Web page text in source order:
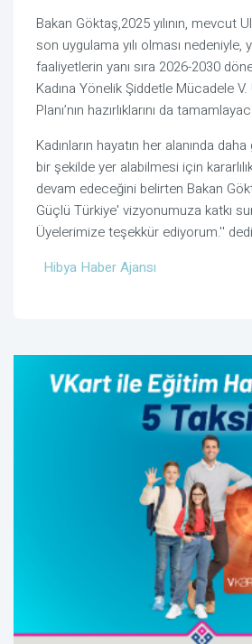
Bakan Göktaş,2025 yılının, mevcut
son uygulama yılı olması nedeniyle,
faaliyetlerin yanı sıra 2026-2030
Kadına Yönelik Şiddetle Mücadele
Planı’nın hazırlıklarını da
Kadınların hayatın her alanında
bir şekilde yer alabilmesi için
devam edeceğini belirten Bakan
Güçlü Türkiye' vizyonumuza katkı
Üyelerimize teşekkür ediyorum.''
Hibya Haber Ajansı